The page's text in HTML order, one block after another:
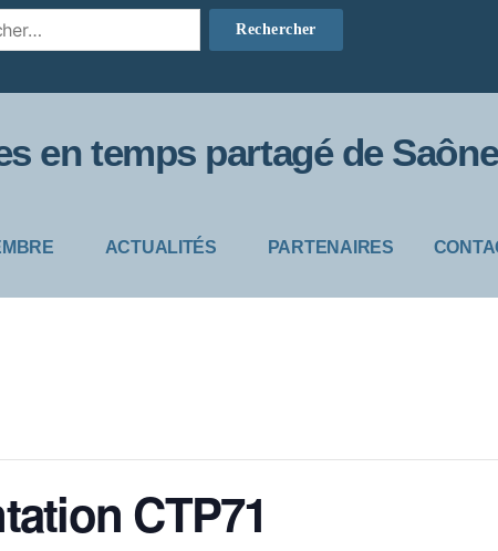
en temps partagé de
ACTUALITÉS PARTENAIRES
CTP71